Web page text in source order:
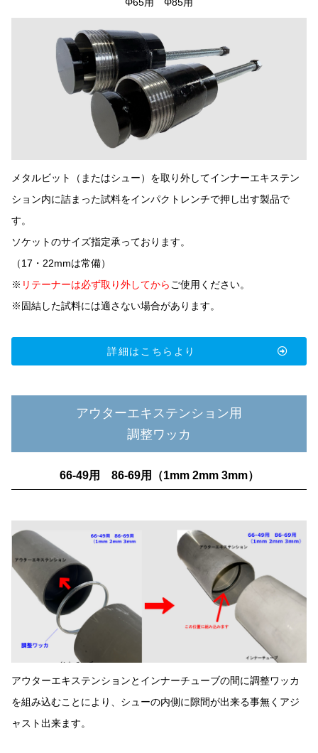
メタルビット（またはシュー）を取り外してインナーエキステン
ション内に詰まった試料をインパクトレンチで押し出す製品で
す。
ソケットのサイズ指定承っております。
（17・22mmは常備）
※ リテーナーは必ず取り外してから ご使用ください。
※固結した試料には適さない場合があります。
詳細はこちらより
アウターエキステンション用
調整ワッカ
66-49用 86-69用（1mm 2mm 3mm）
アウターエキステンションとインナーチューブの間に調整ワッカ
を組み込むことにより、シューの内側に隙間が出来る事無くアジ
ャスト出来ます。